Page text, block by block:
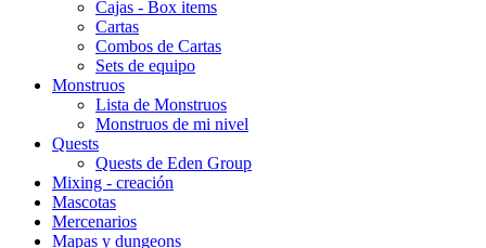
Cajas - Box items
Cartas
Combos de Cartas
Sets de equipo
Monstruos
Lista de Monstruos
Monstruos de mi nivel
Quests
Quests de Eden Group
Mixing - creación
Mascotas
Mercenarios
Mapas y dungeons